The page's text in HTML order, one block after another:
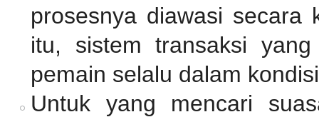
prosesnya diawasi secara
itu, sistem transaksi
pemain selalu dalam
Untuk yang mencari